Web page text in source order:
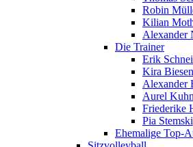
Robin
Kilian
Alexander
Die Trainer
Erik
Kira
Alexander
Aurel Kuhn
Friederike
Pia Stemski
Ehemalige Top-